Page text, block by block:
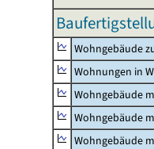
Wohngebäude
Wohnungen in
Wohngebäude
Wohngebäude
Wohngebäude